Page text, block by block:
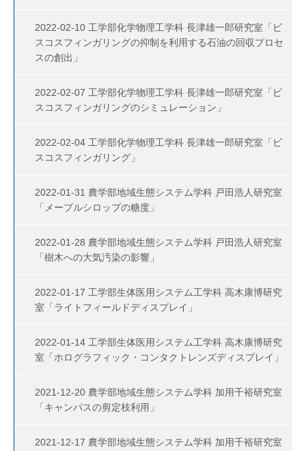
2022-02-10 工学部化学物理工学科 長津雄一郎研究室「ビ
スコスフィンガリングの抑制を利用する石油の回収プロセ
スの創出」
2022-02-07 工学部化学物理工学科 長津雄一郎研究室「ビ
スコスフィンガリングのシミュレーション」
2022-02-04 工学部化学物理工学科 長津雄一郎研究室「ビ
スコスフィンガリング」
2022-01-31 農学部地域生態システム学科 戸田浩人研究室
「メープルシロップの糖度」
2022-01-28 農学部地域生態システム学科 戸田浩人研究室
「樹木への大気汚染の影響」
2022-01-17 工学部生体医用システム工学科 高木康博研究
室「ライトフィールドディスプレイ」
2022-01-14 工学部生体医用システム工学科 高木康博研究
室「ホログラフィック・コンタクトレンズディスプレイ」
2021-12-20 農学部地域生態システム学科 加用千裕研究室
「キャンパスの剪定枝利用」
2021-12-17 農学部地域生態システム学科 加用千裕研究室